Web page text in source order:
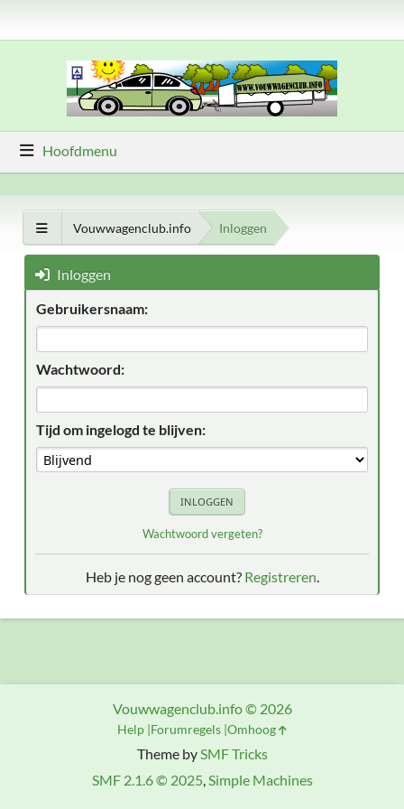
Hoofdmenu
Vouwwagenclub.info Inloggen
Inloggen
Gebruikersnaam:
Wachtwoord:
Tijd om ingelogd te blijven:
Wachtwoord vergeten?
Heb je nog geen account? Registreren
Theme bySMF Tricks
SMF 2.1.6 © 2025,Simple Machines
Vouwwagenclub.info © 2026
Help Forumregels Omhoog